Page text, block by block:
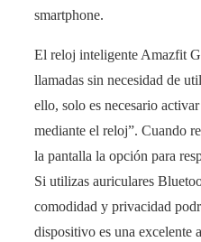
smartphone.
El reloj inteligente Amazfit
llamadas sin necesidad de
ello, solo es necesario
mediante el reloj”. Cuando
la pantalla la opción para
Si utilizas auriculares
comodidad y privacidad
dispositivo es una excelente